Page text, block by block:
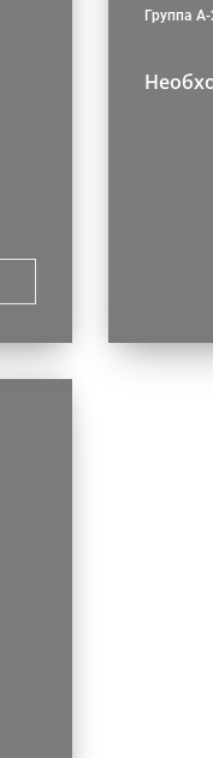
Группа